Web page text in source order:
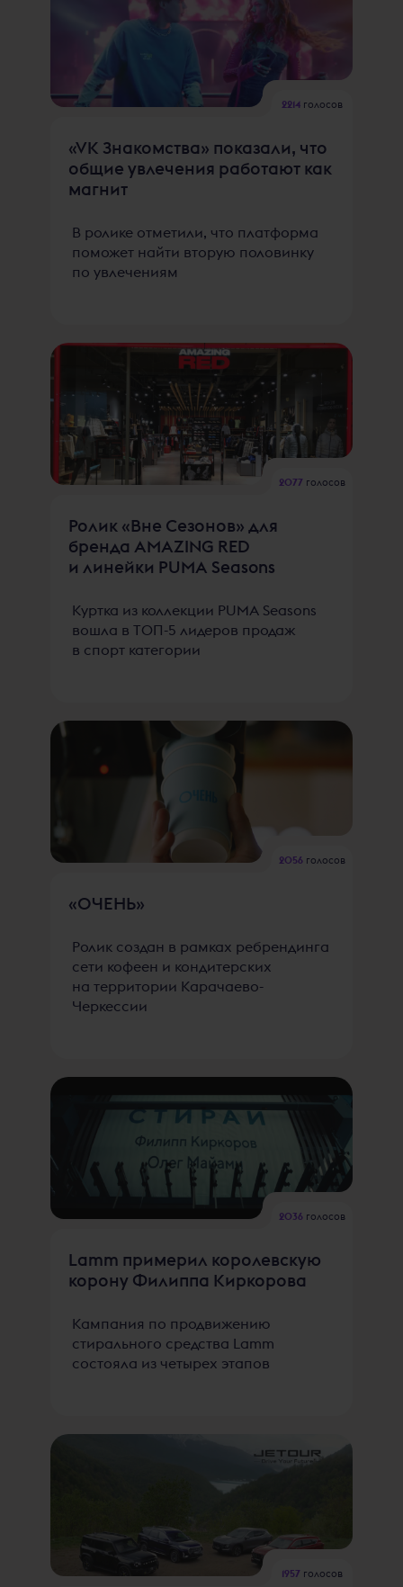
2214 голосов
«VK Знакомства» показали, что
общие увлечения работают как
магнит
В ролике отметили, что платформа
поможет найти вторую половинку
по увлечениям
2077 голосов
Ролик «Вне Сезонов» для
бренда AMAZING RED
и линейки PUMA Seasons
Куртка из коллекции PUMA Seasons
вошла в ТОП-5 лидеров продаж
в спорт категории
2056 голосов
«ОЧЕНЬ»
Ролик создан в рамках ребрендинга
сети кофеен и кондитерских
на территории Карачаево-
Черкессии
2036 голосов
Lamm примерил королевскую
корону Филиппа Киркорова
Кампания по продвижению
стирального средства Lamm
состояла из четырех этапов
1957 голосов